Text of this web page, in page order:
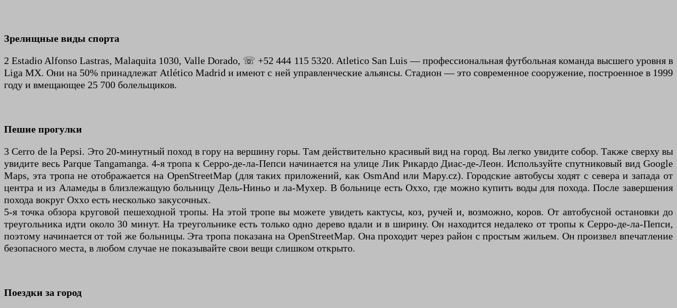
Зрелищные виды спорта
2 Estadio Alfonso Lastras, Malaquita 1030, Valle Dorado, ☏ +52 444 115 5320. Atletico San Luis — профессиональная футбольная команда высшего уровня в
Liga MX. Они на 50% принадлежат Atlético Madrid и имеют с ней управленческие альянсы. Стадион — это современное сооружение, построенное в 1999
году и вмещающее 25 700 болельщиков.
Пешие прогулки
3 Cerro de la Pepsi. Это 20-минутный поход в гору на вершину горы. Там действительно красивый вид на город. Вы легко увидите собор. Также сверху вы
увидите весь Parque Tangamanga. 4-я тропа к Серро-де-ла-Пепси начинается на улице Лик Рикардо Диас-де-Леон. Используйте спутниковый вид Google
Maps, эта тропа не отображается на OpenStreetMap (для таких приложений, как OsmAnd или Mapy.cz). Городские автобусы ходят с севера и запада от
центра и из Аламеды в близлежащую больницу Дель-Ниньо и ла-Мухер. В больнице есть Oxxo, где можно купить воды для похода. После завершения
похода вокруг Oxxo есть несколько закусочных.
5-я точка обзора круговой пешеходной тропы. На этой тропе вы можете увидеть кактусы, коз, ручей и, возможно, коров. От автобусной остановки до
треугольника идти около 30 минут. На треугольнике есть только одно дерево вдали и в ширину. Он находится недалеко от тропы к Серро-де-ла-Пепси,
поэтому начинается от той же больницы. Эта тропа показана на OpenStreetMap. Она проходит через район с простым жильем. Он произвел впечатление
безопасного места, в любом случае не показывайте свои вещи слишком открыто.
Поездки за город